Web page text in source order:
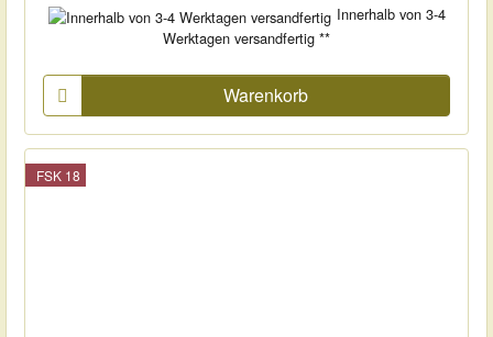
Innerhalb von 3-4
Werktagen versandfertig **
Warenkorb
FSK 18